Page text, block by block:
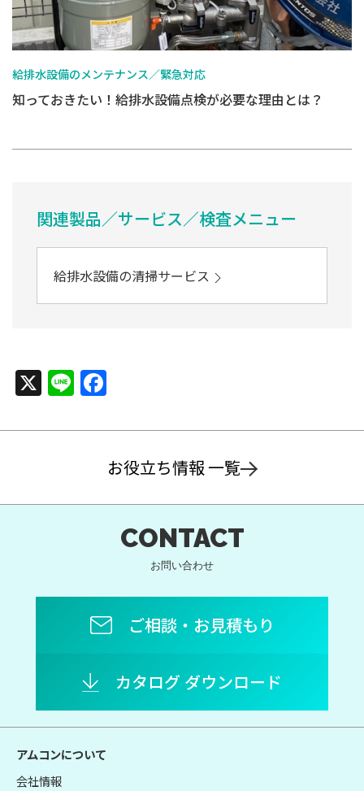
給排水設備のメンテナンス／緊急対応
知っておきたい！給排水設備点検が必要な理由とは？
関連製品／サービス／検査メニュー
給排水設備の清掃サービス
X Line
お役立ち情報 一覧
CONTACT
お問い合わせ
ご相談・お見積もり
カタログ ダウンロード
アムコンについて
会社情報